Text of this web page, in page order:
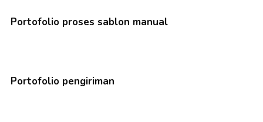
Portofolio proses sablon manual
Portofolio pengiriman